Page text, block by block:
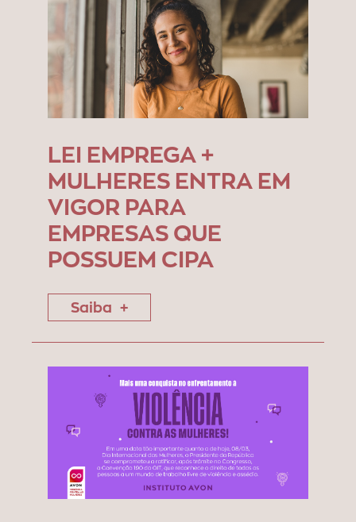
LEI EMPREGA +
MULHERES ENTRA EM
VIGOR PARA
EMPRESAS QUE
POSSUEM CIPA
Saiba